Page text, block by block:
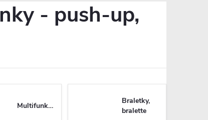
- push-up,
Multifunkčné
Braletky,
bralette